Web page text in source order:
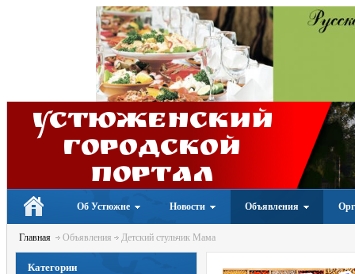
Устюженский
Городской
портал
Об Устюжне Новости Объявления
Главная Объявления Детский стульчик Мама
Категории